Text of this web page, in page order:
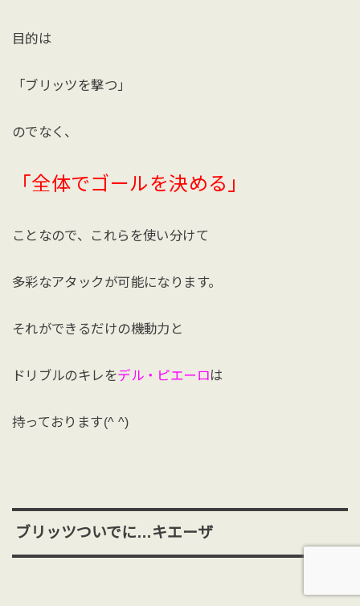
目的は
「ブリッツを撃つ」
のでなく、
「全体でゴールを決める」
ことなので、これらを使い分けて
多彩なアタックが可能になります。
それができるだけの機動力と
ドリブルのキレをデル・ピエーロは
持っております(^ ^)
ブリッツついでに…キエーザ